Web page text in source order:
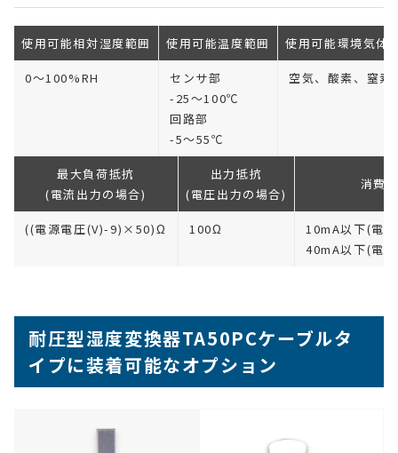
使用可能相対湿度範囲 使用可能温度範囲 使用可能環境気体
0〜100%RH
センサ部
-25～100℃
回路部
-5～55℃
空気、酸素、窒素
最大負荷抵抗
(電流出力の場合)
出力抵抗
(電圧出力の場合)
消費
((電源電圧(V)-9)×50)Ω 100Ω
10mA以下(電
40mA以下(電
耐圧型湿度変換器TA50PCケーブルタ
イプに装着可能なオプション